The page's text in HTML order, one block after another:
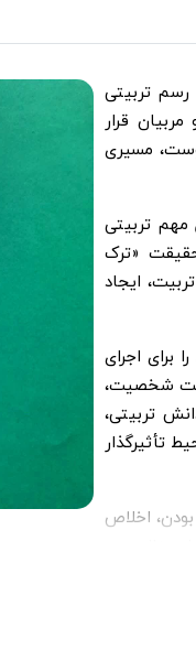
رسم تربیتی
قرار
مسیری
تربیتی
«ترک
ایجاد
اجرای
شخصیت،
تربیتی،
تأثیرگذار
اخلاص
منظر رهبر
نقش مهمی